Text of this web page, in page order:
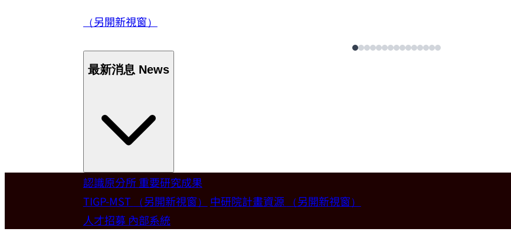
（另開新視窗）
最新消息 News
Welcome
歡迎本所新聘合聘研究員陳俊維特聘教授 (國立台灣大學材料科學與工程學系)。2026-07-14
認識原分所重要研究成果
TIGP-MST （另開新視窗） 中研院計畫資源 （另開新視窗）
人才招募 內部系統